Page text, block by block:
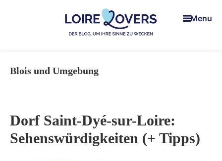
Sinne
im
Loiretal
-
Menu
Blois und Umgebung
Dorf Saint-Dyé-sur-Loire:
Sehenswürdigkeiten (+ Tipps)